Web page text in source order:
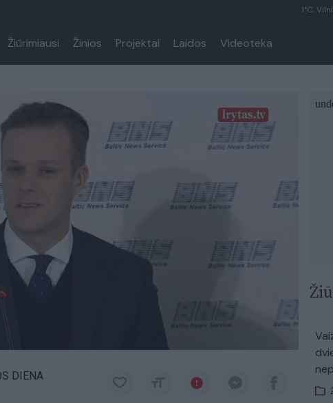
1°C,
Žiūrimiausi Žinios Projektai Laidos Videoteka
DIENA